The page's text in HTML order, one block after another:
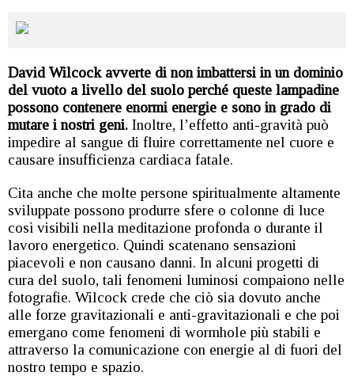
David Wilcock avverte di non imbattersi in un dominio
del vuoto a livello del suolo perché queste lampadine
possono contenere enormi energie e sono in grado di
mutare i nostri geni. Inoltre, l’effetto anti-gravità può
impedire al sangue di fluire correttamente nel cuore e
causare insufficienza cardiaca fatale.
Cita anche che molte persone spiritualmente altamente
sviluppate possono produrre sfere o colonne di luce
così visibili nella meditazione profonda o durante il
lavoro energetico. Quindi scatenano sensazioni
piacevoli e non causano danni. In alcuni progetti di
cura del suolo, tali fenomeni luminosi compaiono nelle
fotografie. Wilcock crede che ciò sia dovuto anche
alle forze gravitazionali e anti-gravitazionali e che poi
emergano come fenomeni di wormhole più stabili e
attraverso la comunicazione con energie al di fuori del
nostro tempo e spazio.